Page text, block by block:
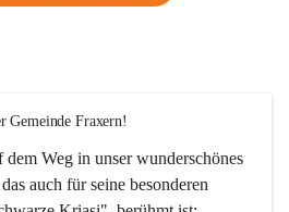
Fraxern!
Weg in unser wunderschönes
auch für seine besonderen